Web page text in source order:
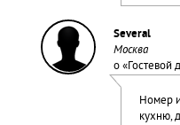
Several
Москва
о «Гостевой
Номер
кухню,